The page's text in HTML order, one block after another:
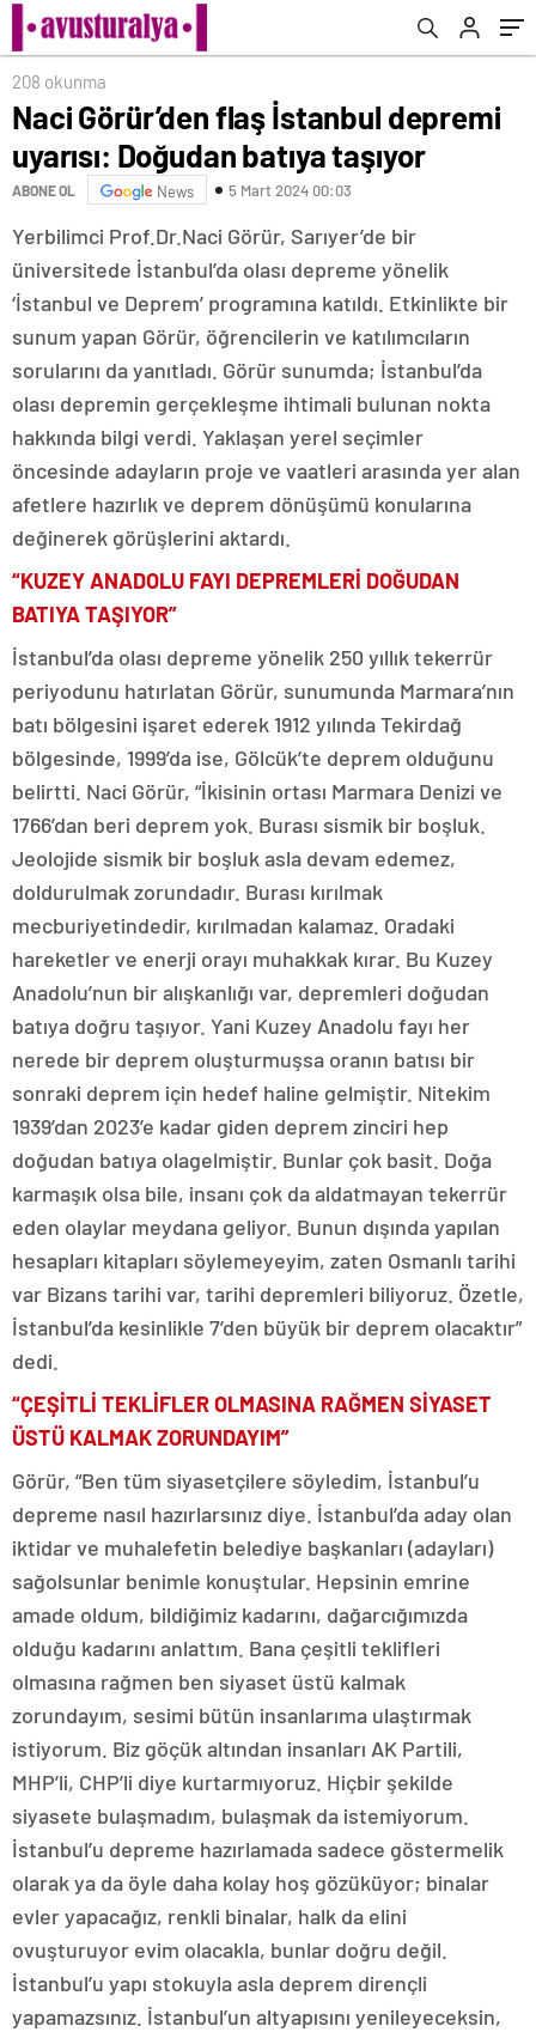
208 okunma
Naci Görür’den flaş İstanbul depremi
uyarısı: Doğudan batıya taşıyor
ABONE OL News 5 Mart 2024 00:03
Yerbilimci Prof.Dr.Naci Görür, Sarıyer’de bir
üniversitede İstanbul’da olası depreme yönelik
‘İstanbul ve Deprem’ programına katıldı. Etkinlikte bir
sunum yapan Görür, öğrencilerin ve katılımcıların
sorularını da yanıtladı. Görür sunumda; İstanbul’da
olası depremin gerçekleşme ihtimali bulunan nokta
hakkında bilgi verdi. Yaklaşan yerel seçimler
öncesinde adayların proje ve vaatleri arasında yer alan
afetlere hazırlık ve deprem dönüşümü konularına
değinerek görüşlerini aktardı.
“KUZEY ANADOLU FAYI DEPREMLERİ DOĞUDAN
BATIYA TAŞIYOR”
İstanbul’da olası depreme yönelik 250 yıllık tekerrür
periyodunu hatırlatan Görür, sunumunda Marmara’nın
batı bölgesini işaret ederek 1912 yılında Tekirdağ
bölgesinde, 1999’da ise, Gölcük’te deprem olduğunu
belirtti. Naci Görür, “İkisinin ortası Marmara Denizi ve
1766’dan beri deprem yok. Burası sismik bir boşluk.
Jeolojide sismik bir boşluk asla devam edemez,
doldurulmak zorundadır. Burası kırılmak
mecburiyetindedir, kırılmadan kalamaz. Oradaki
hareketler ve enerji orayı muhakkak kırar. Bu Kuzey
Anadolu’nun bir alışkanlığı var, depremleri doğudan
batıya doğru taşıyor. Yani Kuzey Anadolu fayı her
nerede bir deprem oluşturmuşsa oranın batısı bir
sonraki deprem için hedef haline gelmiştir. Nitekim
1939’dan 2023’e kadar giden deprem zinciri hep
doğudan batıya olagelmiştir. Bunlar çok basit. Doğa
karmaşık olsa bile, insanı çok da aldatmayan tekerrür
eden olaylar meydana geliyor. Bunun dışında yapılan
hesapları kitapları söylemeyeyim, zaten Osmanlı tarihi
var Bizans tarihi var, tarihi depremleri biliyoruz. Özetle,
İstanbul’da kesinlikle 7’den büyük bir deprem olacaktır”
dedi.
“ÇEŞİTLİ TEKLİFLER OLMASINA RAĞMEN SİYASET
ÜSTÜ KALMAK ZORUNDAYIM”
Görür, “Ben tüm siyasetçilere söyledim, İstanbul’u
depreme nasıl hazırlarsınız diye. İstanbul’da aday olan
iktidar ve muhalefetin belediye başkanları (adayları)
sağolsunlar benimle konuştular. Hepsinin emrine
amade oldum, bildiğimiz kadarını, dağarcığımızda
olduğu kadarını anlattım. Bana çeşitli teklifleri
olmasına rağmen ben siyaset üstü kalmak
zorundayım, sesimi bütün insanlarıma ulaştırmak
istiyorum. Biz göçük altından insanları AK Partili,
MHP’li, CHP’li diye kurtarmıyoruz. Hiçbir şekilde
siyasete bulaşmadım, bulaşmak da istemiyorum.
İstanbul’u depreme hazırlamada sadece göstermelik
olarak ya da öyle daha kolay hoş gözüküyor; binalar
evler yapacağız, renkli binalar, halk da elini
ovuşturuyor evim olacakla, bunlar doğru değil.
İstanbul’u yapı stokuyla asla deprem dirençli
yapamazsınız. İstanbul’un altyapısını yenileyeceksin,